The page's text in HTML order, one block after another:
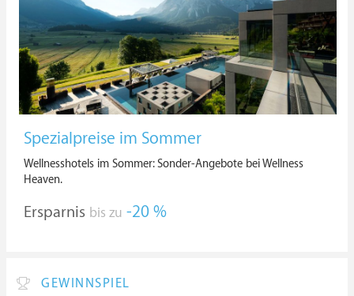
Spezialpreise im Sommer
Wellnesshotels im Sommer: Sonder-Angebote bei Wellness
Heaven.
Ersparnis bis zu -20 %
GEWINNSPIEL